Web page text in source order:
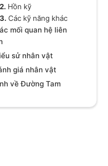
Hồn kỹ
Các kỹ năng khác
mối quan hệ liên
sử nhân vật
giá nhân vật
về Đường Tam